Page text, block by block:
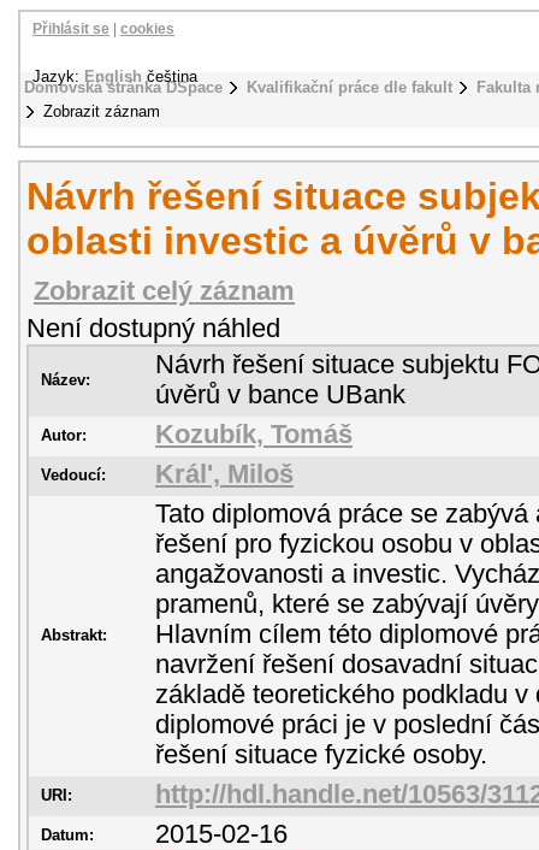
Domovská stránka DSpace Kvalifikační práce dle fakult
Fakulta
Zobrazit záznam
Přihlásit se cookies
Jazyk: English čeština
Návrh řešení situace
oblasti investic a úvěrů v
Zobrazit celý záznam
Není dostupný náhled
Název:
Návrh řešení situace subjektu
úvěrů v bance UBank
Autor: Kozubík, Tomáš
Vedoucí: Král', Miloš
Abstrakt:
Tato diplomová práce se
řešení pro fyzickou osobu v
angažovanosti a investic.
pramenů, které se zabývají
Hlavním cílem této diplomové
navržení řešení dosavadní
základě teoretického podkladu v
diplomové práci je v poslední
řešení situace fyzické osoby.
URI: http://hdl.handle.net/10563/
Datum: 2015-02-16